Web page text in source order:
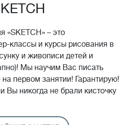
«SKETCH» – это
классы и курсы рисования в
и живописи детей и
Мы научим Вас писать
первом занятии! Гарантирую!
Вы никогда не брали кисточку